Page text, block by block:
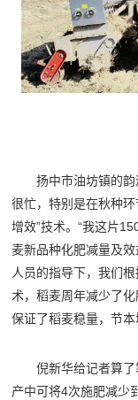
扬中市油坊镇的
很忙，特别是在秋种
增效”技术。“我这片
麦新品种化肥减量及
人员的指导下，我们
术，稻麦周年减少了
保证了稻麦稳量，节本
倪新华给记者算
产中可将4次施肥减少